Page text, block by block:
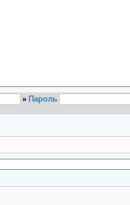
» Пароль